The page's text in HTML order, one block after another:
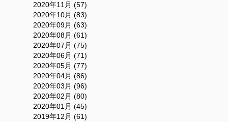
2020年11月 (57)
2020年10月 (83)
2020年09月 (63)
2020年08月 (61)
2020年07月 (75)
2020年06月 (71)
2020年05月 (77)
2020年04月 (86)
2020年03月 (96)
2020年02月 (80)
2020年01月 (45)
2019年12月 (61)